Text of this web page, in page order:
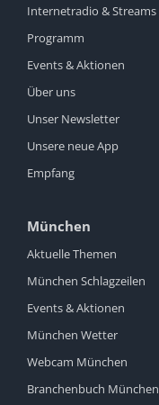
Internetradio & Streams
Programm
Events & Aktionen
Über uns
Unser Newsletter
Unsere neue App
Empfang
München
Aktuelle Themen
München Schlagzeilen
Events & Aktionen
München Wetter
Webcam München
Branchenbuch München